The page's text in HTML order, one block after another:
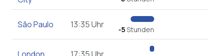
São Paulo 13:35 Uhr -5Stunden